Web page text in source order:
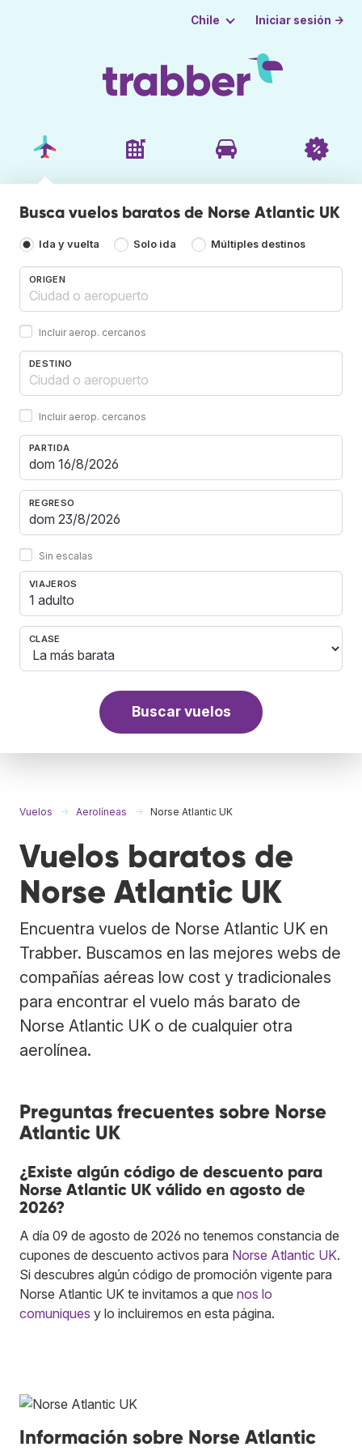
Chile Iniciar sesión →
Busca vuelos baratos de Norse Atlantic UK
Ida y vuelta Solo ida Múltiples destinos
ORIGEN
Incluir aerop. cercanos
DESTINO
Incluir aerop. cercanos
PARTIDA
REGRESO
Sin escalas
VIAJEROS
1 adulto
CLASE
Buscar vuelos
Vuelos Aerolíneas Norse Atlantic UK
Vuelos baratos de
Norse Atlantic UK
Encuentra vuelos de Norse Atlantic UK en
Trabber. Buscamos en las mejores webs de
compañías aéreas low cost y tradicionales
para encontrar el vuelo más barato de
Norse Atlantic UK o de cualquier otra
aerolínea.
Preguntas frecuentes sobre Norse
Atlantic UK
¿Existe algún código de descuento para
Norse Atlantic UK válido en agosto de
2026?
A día 09 de agosto de 2026 no tenemos constancia de
cupones de descuento activos para Norse Atlantic UK.
Si descubres algún código de promoción vigente para
Norse Atlantic UK te invitamos a que nos lo
comuniques y lo incluiremos en esta página.
Información sobre Norse Atlantic